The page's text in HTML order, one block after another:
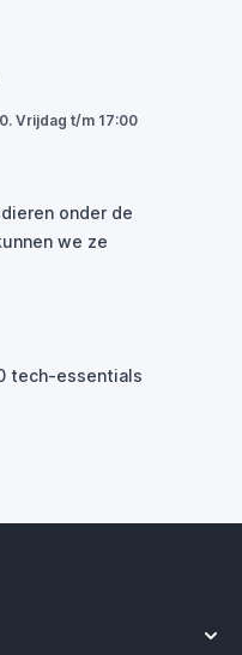
Vrijdag t/m 17:00
onder de
we ze
tech-essentials